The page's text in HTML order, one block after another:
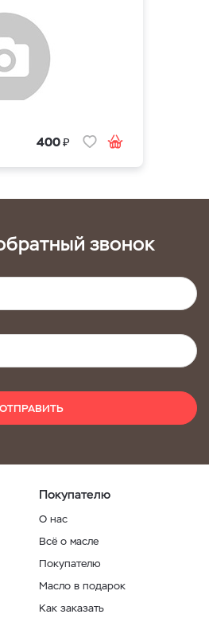
400₽
звонок
ОТПРАВИТЬ
Покупателю
О нас
Всё о масле
Покупателю
Масло в подарок
Как заказать